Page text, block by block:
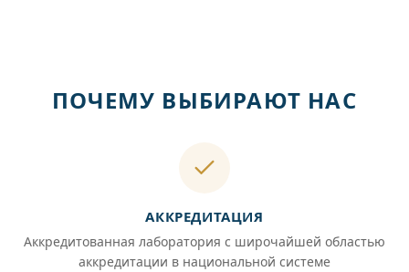
ПОЧЕМУ ВЫБИРАЮТ НАС
АККРЕДИТАЦИЯ
Аккредитованная лаборатория с широчайшей областью
аккредитации в национальной системе